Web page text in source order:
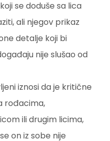
se doduše sa lica
ali njegov prikaz
detalje koji bi
nije slušao od
iznosi da je kritične
rođacima,
ili drugim licima,
on iz sobe nije